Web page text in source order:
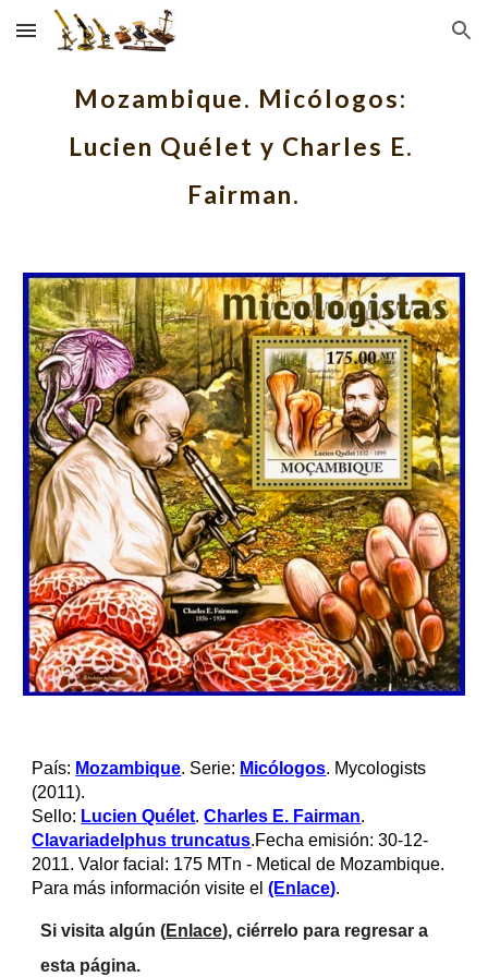
Skip to main content Skip to navigation
Mozambique. Micólogos:
Lucien Quélet y Charles E.
Fairman.
País: Mozambique. Serie: Micólogos. Mycologists
(2011).
Sello: Lucien Quélet. Charles E. Fairman
Clavariadelphus truncatus.Fecha emisión: 30-12-
2011. Valor facial: 175 MTn - Metical de Mozambique.
Para más información visite el (Enlace).
Si visita algún (Enlace), ciérrelo para regresar a
esta página.